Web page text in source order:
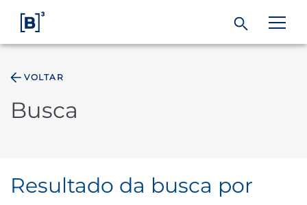
VOLTAR
Busca
Resultado da busca por